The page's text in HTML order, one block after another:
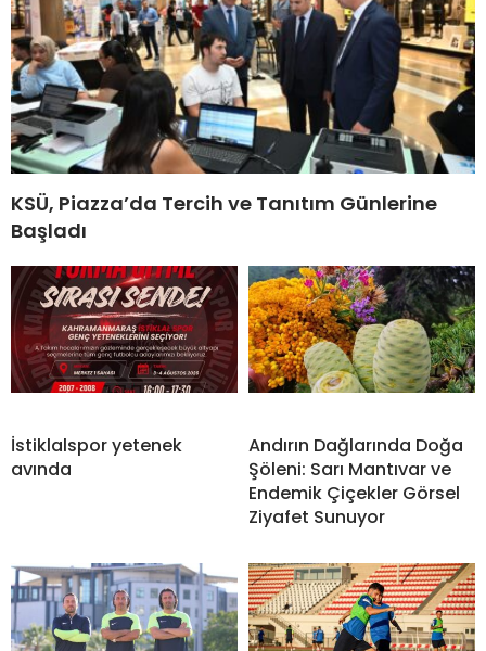
KSÜ, Piazza’da Tercih ve Tanıtım Günlerine
Başladı
İstiklalspor yetenek
avında
Andırın Dağlarında Doğa
Şöleni: Sarı Mantıvar ve
Endemik Çiçekler Görsel
Ziyafet Sunuyor